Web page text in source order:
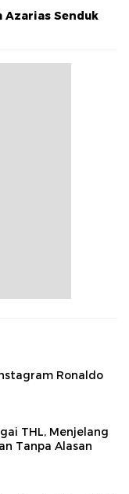
Azarias Senduk
Ronaldo
THL, Menjelang
Tanpa Alasan